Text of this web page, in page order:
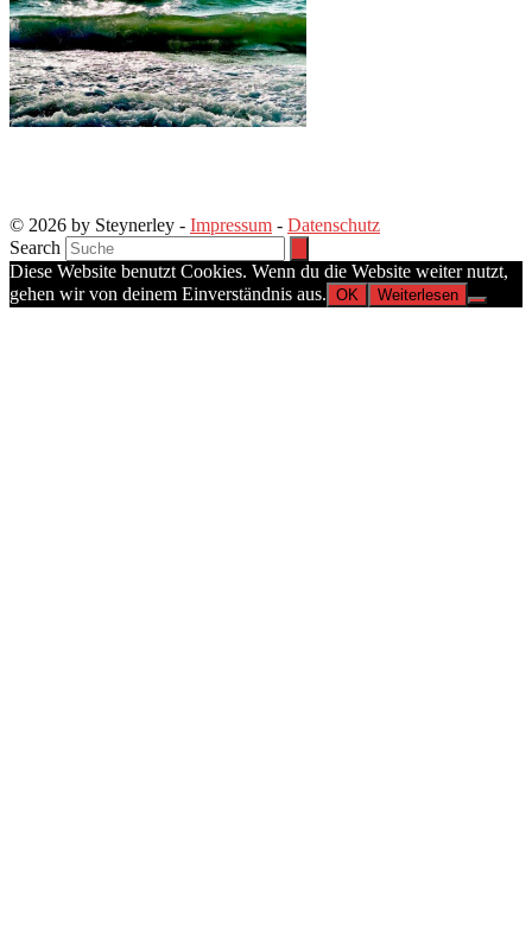
© 2026 by Steynerley - Impressum - Datenschutz
Search
Diese Website benutzt Cookies. Wenn du die Website weiter nutzt,
gehen wir von deinem Einverständnis aus. OK Weiterlesen